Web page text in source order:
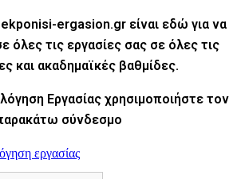
ergasion.gr είναι εδώ για να
όλες τις εργασίες σας σε όλες τις
και ακαδημαϊκές βαθμίδες.
Εργασίας χρησιμοποιήστε τον
σύνδεσμο
εργασίας